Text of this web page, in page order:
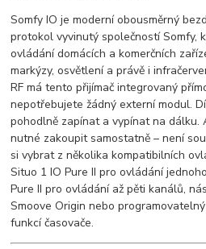
Somfy IO je moderní obousměrný
protokol vyvinutý společností Somfy,
ovládání domácích a komerčních
markýzy, osvětlení a právě i
RF má tento přijímač integrovaný
nepotřebujete žádný externí modul.
pohodlně zapínat a vypínat na dálku.
nutné zakoupit samostatně – není
si vybrat z několika kompatibilních
Situo 1 IO Pure II pro ovládání
Pure II pro ovládání až pěti kanálů,
Smoove Origin nebo
funkcí časovače.